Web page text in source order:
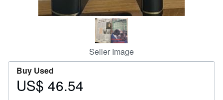
Seller Image
Buy Used
Price
US$ 46.54